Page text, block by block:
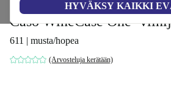
HYVÄKSY KAIKKI
Caso WineCase One -
611 | musta/hopea
(Arvosteluja kerätään)